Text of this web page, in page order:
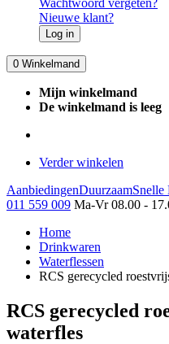
Wachtwoord vergeten?
Nieuwe klant?
Log in
0 Winkelmand
Mijn winkelmand
De winkelmand is leeg
Verder winkelen
AanbiedingenDuurzaamSnelle
011 559 009 Ma-Vr 08.00 -
Home
Drinkwaren
Waterflessen
RCS gerecycled
RCS gerecycled
waterfles